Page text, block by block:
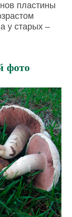
пластины
у старых –
фото